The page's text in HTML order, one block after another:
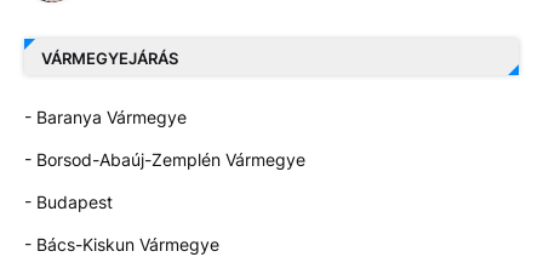
VÁRMEGYEJÁRÁS
- Baranya Vármegye
- Borsod-Abaúj-Zemplén Vármegye
- Budapest
- Bács-Kiskun Vármegye